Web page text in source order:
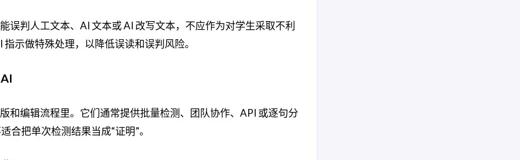
误判人工文本、AI 文本或 AI 改写文本，不应作为对学生采取不利
示做特殊处理，以降低误读和误判风险。
和编辑流程里。它们通常提供批量检测、团队协作、API 或逐句分
合把单次检测结果当成“证明”。